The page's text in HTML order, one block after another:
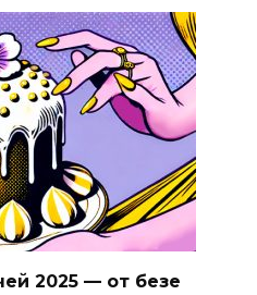
2025 — от безе